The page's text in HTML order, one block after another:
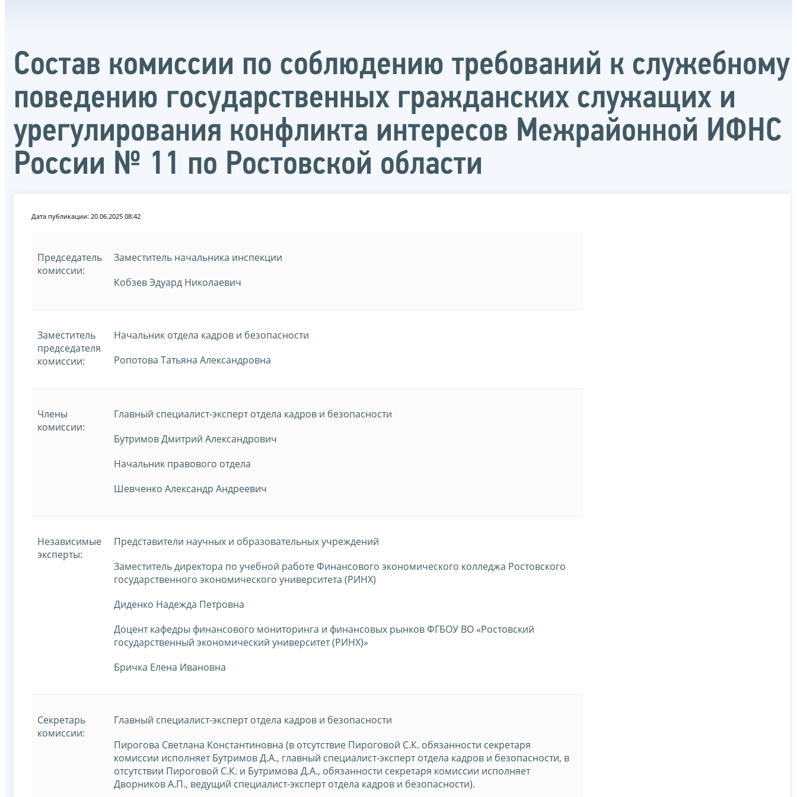
Состав комиссии по соблюдению требований к служебному
поведению государственных гражданских служащих и
урегулирования конфликта интересов Межрайонной ИФНС
России № 11 по Ростовской области
Дата публикации: 20.06.2025 08:42
Председатель
комиссии:
Заместитель начальника инспекции
Кобзев Эдуард Николаевич
Заместитель
председателя
комиссии:
Начальник отдела кадров и безопасности
Ропотова Татьяна Александровна
Члены
комиссии:
Главный специалист-эксперт отдела кадров и безопасности
Бутримов Дмитрий Александрович
Начальник правового отдела
Шевченко Александр Андреевич
Независимые
эксперты:
Представители научных и образовательных учреждений
Заместитель директора по учебной работе Финансового экономического колледжа Ростовского
государственного экономического университета (РИНХ)
Диденко Надежда Петровна
Доцент кафедры финансового мониторинга и финансовых рынков ФГБОУ ВО «Ростовский
государственный экономический университет (РИНХ)»
Бричка Елена Ивановна
Секретарь
комиссии:
Главный специалист-эксперт отдела кадров и безопасности
Пирогова Светлана Константиновна (в отсутствие Пироговой С.К. обязанности секретаря
комиссии исполняет Бутримов Д.А., главный специалист-эксперт отдела кадров и безопасности, в
отсутствии Пироговой С.К. и Бутримова Д.А., обязанности секретаря комиссии исполняет
Дворников А.П., ведущий специалист-эксперт отдела кадров и безопасности).